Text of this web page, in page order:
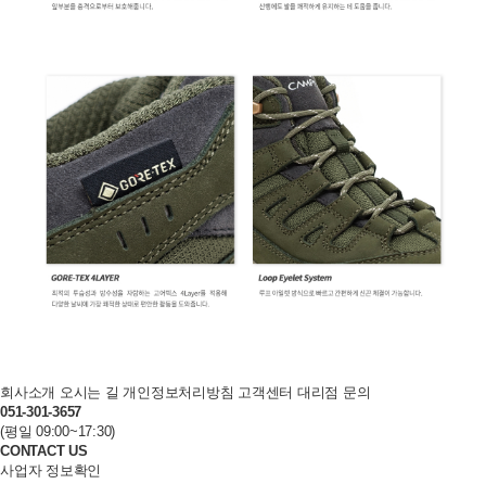
회사소개 오시는 길 개인정보처리방침 고객센터 대리점 문의
051-301-3657
(평일 09:00~17:30)
CONTACT US
사업자 정보확인